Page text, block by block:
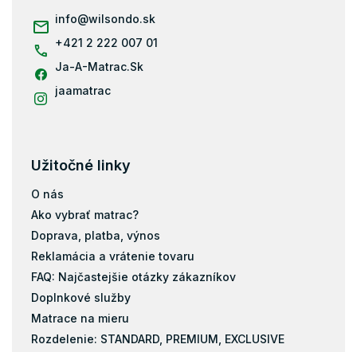
info@wilsondo.sk
+421 2 222 007 01
Ja-A-Matrac.Sk
jaamatrac
Užitočné linky
O nás
Ako vybrať matrac?
Doprava, platba, výnos
Reklamácia a vrátenie tovaru
FAQ: Najčastejšie otázky zákazníkov
Doplnkové služby
Matrace na mieru
Rozdelenie: STANDARD, PREMIUM, EXCLUSIVE